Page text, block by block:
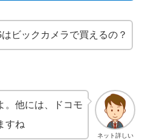
はビックカメラで買えるの？
ネット詳しい
。他には、ドコモ
すね